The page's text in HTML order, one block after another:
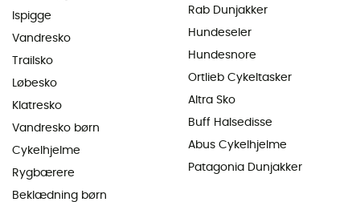
Ispigge
Vandresko
Trailsko
Løbesko
Klatresko
Vandresko børn
Cykelhjelme
Rygbærere
Beklædning børn
Rab Dunjakker
Hundeseler
Hundesnore
Ortlieb Cykeltasker
Altra Sko
Buff Halsedisse
Abus Cykelhjelme
Patagonia Dunjakker